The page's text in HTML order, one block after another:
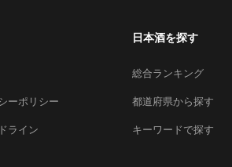
ーポリシー
ライン
日本酒を探す
総合ランキング
都道府県から探す
キーワードで探す